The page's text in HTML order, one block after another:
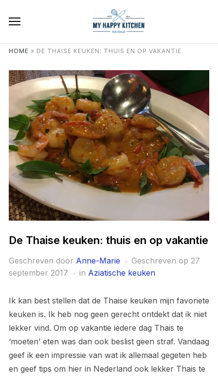
HOME » DE THAISE KEUKEN: THUIS EN OP VAKANTIE
De Thaise keuken: thuis en op vakantie
Geschreven door Anne-Marie Geschreven op 27
september 2017
in Aziatische keuken
Ik kan best stellen dat de Thaise keuken mijn favoriete
keuken is. Ik heb nog geen gerecht ontdekt dat ik niet
lekker vind. Om op vakantie iedere dag Thais te
‘moeten’ eten was dan ook beslist geen straf. Vandaag
geef ik een impressie van wat ik allemaal gegeten heb
en geef tips om hier in Nederland ook lekker Thais te